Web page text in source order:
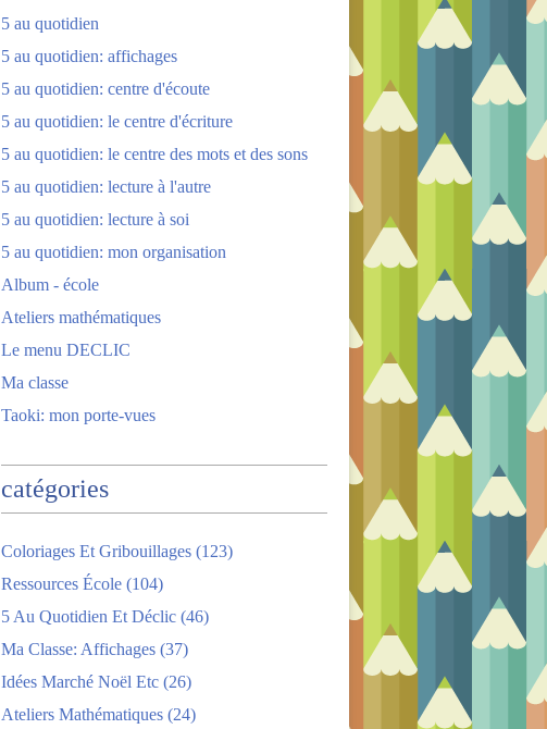
5 au quotidien
5 au quotidien: affichages
5 au quotidien: centre d'écoute
5 au quotidien: le centre d'écriture
5 au quotidien: le centre des mots et des sons
5 au quotidien: lecture à l'autre
5 au quotidien: lecture à soi
5 au quotidien: mon organisation
Album - école
Ateliers mathématiques
Le menu DECLIC
Ma classe
Taoki: mon porte-vues
catégories
Coloriages Et Gribouillages (123)
Ressources École (104)
5 Au Quotidien Et Déclic (46)
Ma Classe: Affichages (37)
Idées Marché Noël Etc (26)
Ateliers Mathématiques (24)